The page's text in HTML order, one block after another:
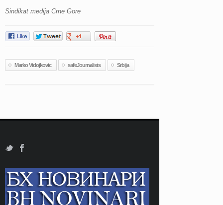
Sindikat medija Crne Gore
Marko Vidojkovic safeJournalists Srbija